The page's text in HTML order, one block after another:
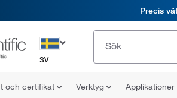
Precis
SV
och certifikat Verktyg Applikationer